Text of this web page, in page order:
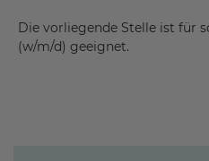
Die vorliegende Stelle ist für
(w/m/d) geeignet.